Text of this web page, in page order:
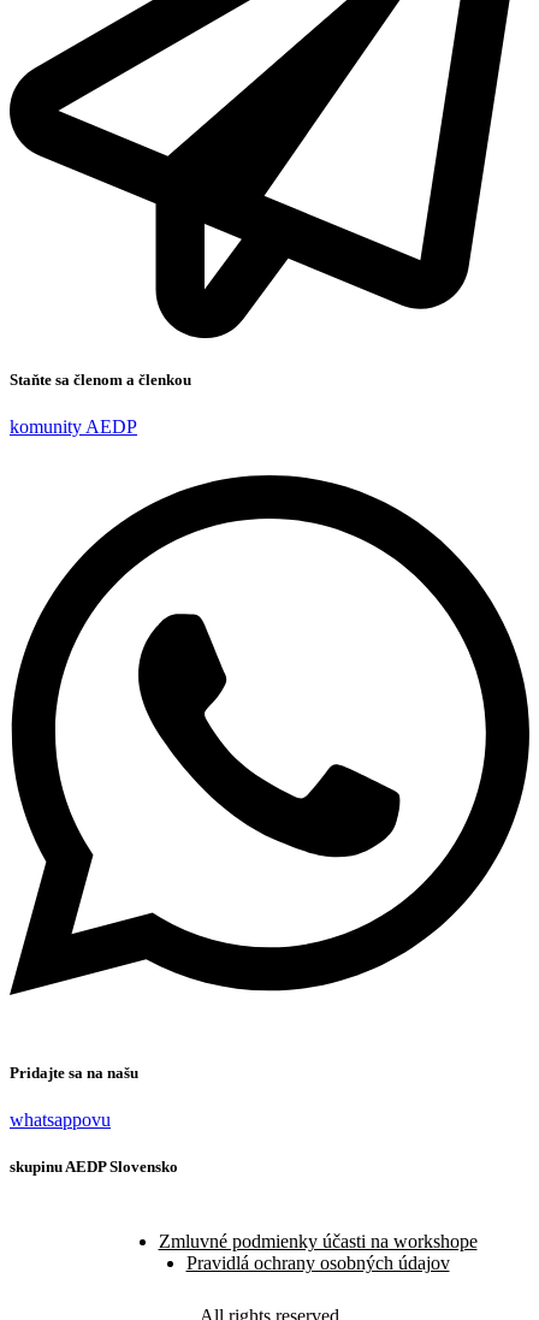
Staňte sa členom a členkou
komunity AEDP
Pridajte sa na našu
whatsappovu
skupinu AEDP Slovensko
Zmluvné podmienky účasti na workshope
Pravidlá ochrany osobných údajov